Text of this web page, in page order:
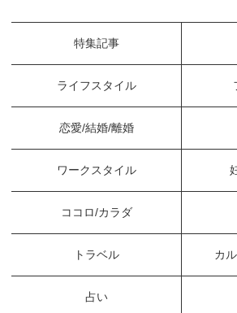
特集記事
ライフスタイル
恋愛/結婚/離婚
ワークスタイル
ココロ/カラダ
トラベル カ
占い